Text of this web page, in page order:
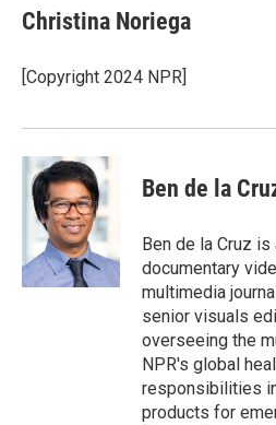
e
b
o
k
t
t
r
k
e
I
i
l
Christina Noriega
[Copyright 2024 NPR]
Ben de la
Ben de la Cruz
documentary
multimedia
senior visuals
overseeing the
NPR's global
responsibilities
products for